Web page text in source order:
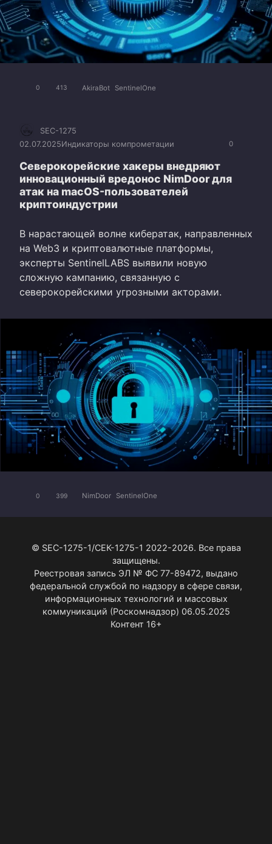
0 413 AkiraBot SentinelOne
0
SEC-1275
02.07.2025Индикаторы компрометации
Северокорейские хакеры внедряют
инновационный вредонос NimDoor для
атак на macOS-пользователей
криптоиндустрии
В нарастающей волне кибератак, направленных
на Web3 и криптовалютные платформы,
эксперты SentinelLABS выявили новую
сложную кампанию, связанную с
северокорейскими угрозными акторами.
0 399 NimDoor SentinelOne
© SEC-1275-1/СЕК-1275-1 2022-2026. Все права
защищены.
Реестровая запись ЭЛ № ФС 77-89472, выдано
федеральной службой по надзору в сфере связи,
информационных технологий и массовых
коммуникаций (Роскомнадзор) 06.05.2025
Контент 16+